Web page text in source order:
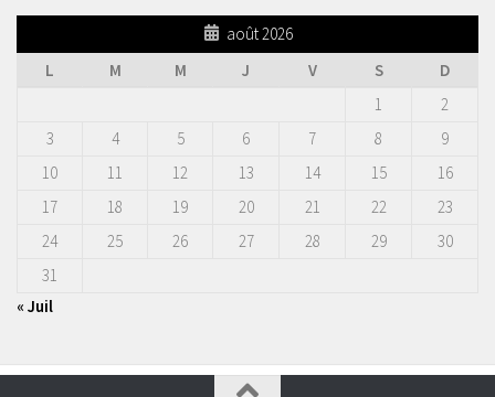
août 2026
L
M M J V S
D
1
2
3
4 5 6 7 8
9
10
11 12 13 14 15
16
17
18 19 20 21 22
23
24
25 26 27 28 29
30
31
« Juil